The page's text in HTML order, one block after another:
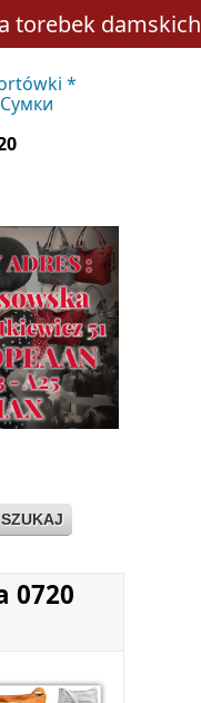
*
SZUKAJ
0720
torebek damskich